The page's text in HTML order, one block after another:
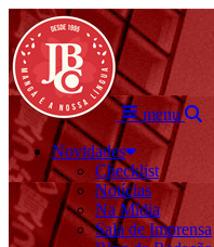
menu
Novidades
Checklist
Notícias
Na Mídia
Sala de Imprensa